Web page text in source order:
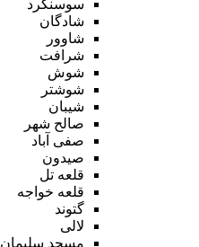
سوسنگرد
شادگان
شاوور
شرافت
شوش
شوشتر
شیبان
صالح شهر
صفی آباد
صیدون
قلعه تل
قلعه خواجه
گتوند
لالی
مسجد سلیمان